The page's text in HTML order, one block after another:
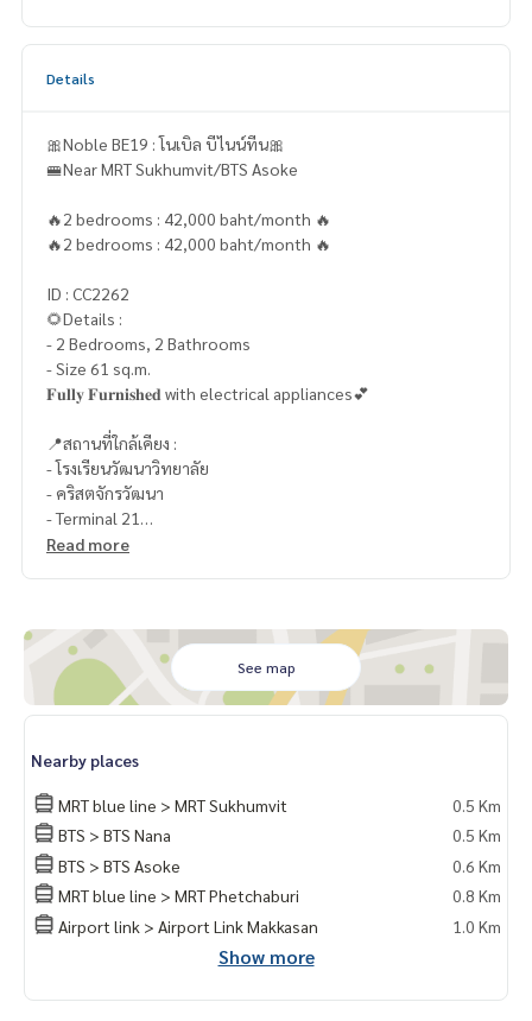
Details
🎀Noble BE19 : โนเบิล บีไนน์ทีน🎀
🚝Near MRT Sukhumvit/BTS Asoke
🔥2 bedrooms : 42,000 baht/month 🔥
🔥2 bedrooms : 42,000 baht/month 🔥
ID : CC2262
🌻Details :
- 2 Bedrooms, 2 Bathrooms
- Size 61 sq.m.
𝐅𝐮𝐥𝐥𝐲 𝐅𝐮𝐫𝐧𝐢𝐬𝐡𝐞𝐝 with electrical appliances💕
📍สถานที่ใกล้เคียง :
- โรงเรียนวัฒนาวิทยาลัย
- คริสตจักรวัฒนา
- Terminal 21
- Robinson
- Central ชิดลม
- สวนสาธารณะเบญจกิตติ
- Emporium
- Emquartier
- โรงพยาบาลบำรุงราษฎร์
🥰 Contact
Line : @therealproperty
Wechat : TheRealP
WhatsApp :+66 82 269 6289
Tel 092-628-9945
Baimint
Call 082-269-6289
Read more
See map
Nearby places
MRT blue line > MRT Sukhumvit
0.5 Km
BTS > BTS Nana
0.5 Km
BTS > BTS Asoke
0.6 Km
MRT blue line > MRT Phetchaburi
0.8 Km
Airport link > Airport Link Makkasan
1.0 Km
Show more